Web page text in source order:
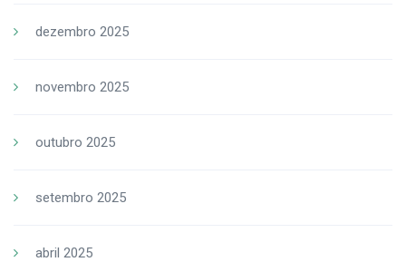
dezembro 2025
novembro 2025
outubro 2025
setembro 2025
abril 2025